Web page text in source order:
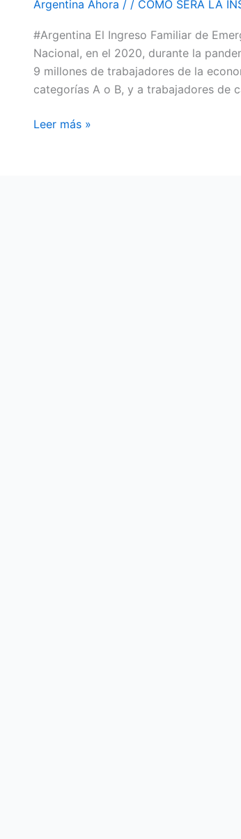
Argentina Ahora / / CÓMO SERÁ LA
#Argentina El Ingreso Familiar de
Nacional, en el 2020, durante la
9 millones de trabajadores de la
categorías A o B, y a trabajadores de
SOLICITAR
EL
BENEFICIO
DEL
4?
Leer más »